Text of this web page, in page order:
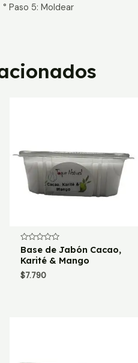
° Paso 5: Moldear
Valorado
con
0
de
5
Base de Jabón Cacao,
Karité & Mango
$7.790